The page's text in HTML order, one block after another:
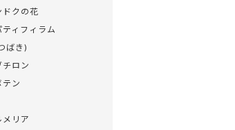
ドクの花
ティフィラム
ばき)
チロン
ン
メリア